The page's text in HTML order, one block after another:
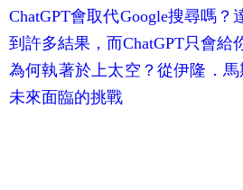
ChatGPT會取代Google搜尋嗎？
到許多結果，而ChatGPT只會給
為何執著於上太空？從伊隆．
未來面臨的挑戰